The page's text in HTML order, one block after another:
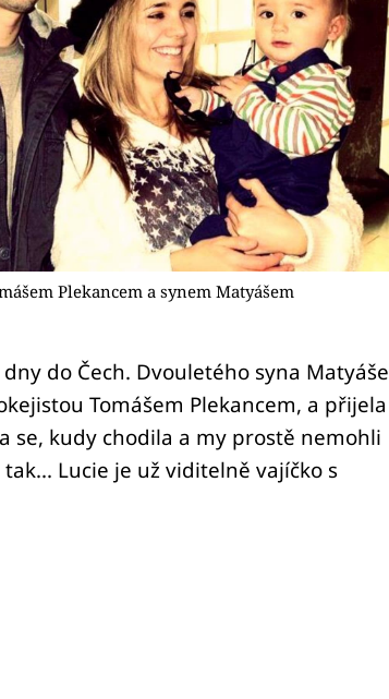
Plekancem a synem Matyášem
do Čech. Dvouletého syna Matyáše
Tomášem Plekancem, a přijela
se, kudy chodila a my prostě nemohli
Lucie je už viditelně vajíčko s